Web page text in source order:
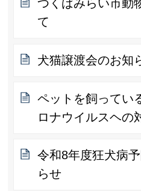
つくばみらい市動
て
犬猫譲渡会のお知
ペットを飼ってい
ロナウイルスヘの
令和8年度狂犬病
らせ